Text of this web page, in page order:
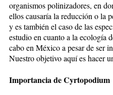
organismos polinizadores, en
ellos causaría la reducción o la
y es también el caso de las
estudio en cuanto a la ecología
cabo en México a pesar de ser
Nuestro objetivo aquí es hacer
Importancia de Cyrtopodium